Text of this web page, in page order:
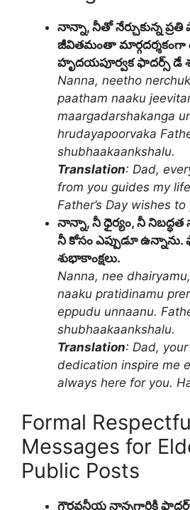
నాన్నా, నీతో నేర్చుకున్న
జీవితమంతా మార్గదర్శకంగా
హృదయపూర్వక ఫాదర్స్ డే
Nanna, neetho
paatham naaku
maargadarshakanga
hrudayapoorvaka
shubhaakaankshalu.
Translation: Dad,
from you guides my
Father’s Day wishes to
నాన్నా, నీ ధైర్యం, నీ నిబద్ధత
నీ కోసం ఎప్పుడూ ఉన్నాను.
శుభాకాంక్షలు.
Nanna, nee
naaku pratidinamu
eppudu unnaanu.
shubhaakaankshalu.
Translation: Dad,
dedication inspire me
always here for you.
Formal
Messages for
Public Posts
గౌరవనీయ నాన్నగారికి ఫాదర్స్